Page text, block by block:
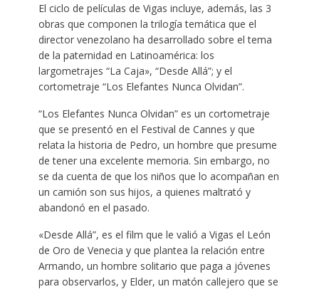
El ciclo de películas de Vigas incluye, además, las 3
obras que componen la trilogía temática que el
director venezolano ha desarrollado sobre el tema
de la paternidad en Latinoamérica: los
largometrajes “La Caja», “Desde Allá”; y el
cortometraje “Los Elefantes Nunca Olvidan”.
“Los Elefantes Nunca Olvidan” es un cortometraje
que se presentó en el Festival de Cannes y que
relata la historia de Pedro, un hombre que presume
de tener una excelente memoria. Sin embargo, no
se da cuenta de que los niños que lo acompañan en
un camión son sus hijos, a quienes maltrató y
abandonó en el pasado.
«Desde Allá”, es el film que le valió a Vigas el León
de Oro de Venecia y que plantea la relación entre
Armando, un hombre solitario que paga a jóvenes
para observarlos, y Elder, un matón callejero que se